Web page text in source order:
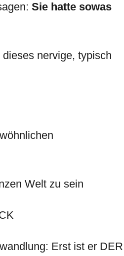
Sie hatte sowas
nervige, typisch
Welt zu sein
Erst ist er DER